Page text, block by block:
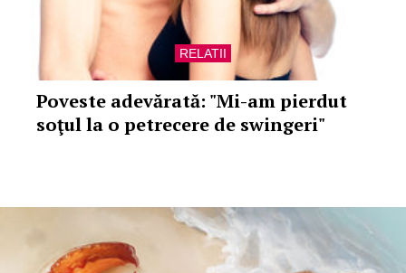
RELATII
Poveste adevărată: "Mi-am pierdut
soţul la o petrecere de swingeri"